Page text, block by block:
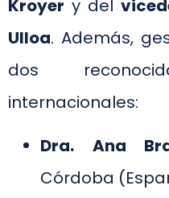
Kroyer y del
Ulloa. Además,
dos
internacionales:
Dra. Ana
Córdoba